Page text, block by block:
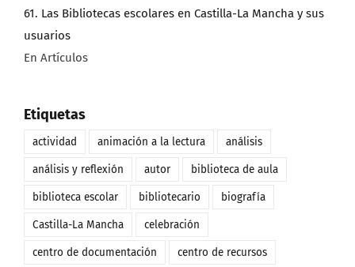
61. Las Bibliotecas escolares en Castilla-La Mancha y sus
usuarios
En Artículos
Etiquetas
actividad animación a la lectura análisis
análisis y reflexión autor biblioteca de aula
biblioteca escolar bibliotecario biografía
Castilla-La Mancha celebración
centro de documentación centro de recursos